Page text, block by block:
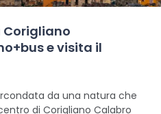
Corigliano
e visita il
da una natura che
di Corigliano Calabro